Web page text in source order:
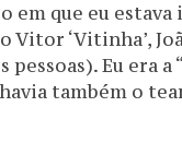
em que eu
Vitor ‘Vitinha’,
pessoas). Eu era a
também o